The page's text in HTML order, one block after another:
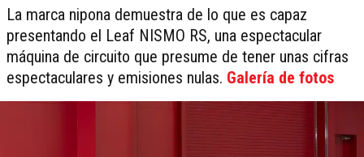
La marca nipona demuestra de lo que es capaz
presentando el Leaf NISMO RS, una espectacular
máquina de circuito que presume de tener unas cifras
espectaculares y emisiones nulas. Galería de fotos